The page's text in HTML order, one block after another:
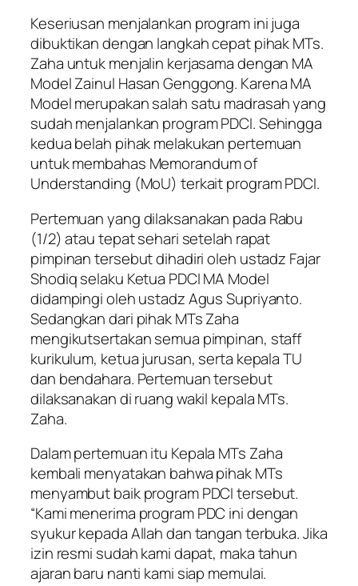
Keseriusan menjalankan program ini juga
dibuktikan dengan langkah cepat pihak MTs.
Zaha untuk menjalin kerjasama dengan MA
Model Zainul Hasan Genggong. Karena MA
Model merupakan salah satu madrasah yang
sudah menjalankan program PDCI. Sehingga
kedua belah pihak melakukan pertemuan
untuk membahas Memorandum of
Understanding (MoU) terkait program PDCI.
Pertemuan yang dilaksanakan pada Rabu
(1/2) atau tepat sehari setelah rapat
pimpinan tersebut dihadiri oleh ustadz Fajar
Shodiq selaku Ketua PDCI MA Model
didampingi oleh ustadz Agus Supriyanto.
Sedangkan dari pihak MTs Zaha
mengikutsertakan semua pimpinan, staff
kurikulum, ketua jurusan, serta kepala TU
dan bendahara. Pertemuan tersebut
dilaksanakan di ruang wakil kepala MTs.
Zaha.
Dalam pertemuan itu Kepala MTs Zaha
kembali menyatakan bahwa pihak MTs
menyambut baik program PDCI tersebut.
“Kami menerima program PDC ini dengan
syukur kepada Allah dan tangan terbuka. Jika
izin resmi sudah kami dapat, maka tahun
ajaran baru nanti kami siap memulai.